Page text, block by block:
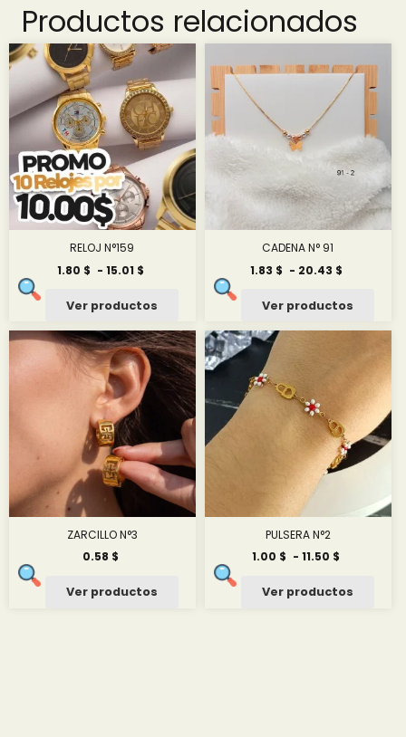
Productos relacionados
RELOJ N°159
1.80 $ - 15.01 $
desde
1.80 $
hasta
15.01 $
Ver productos
CADENA N° 91
1.83 $ - 20.43 $
desde
1.83 $
20.43 $
Ver productos
ZARCILLO N°3
0.58 $
Ver productos
PULSERA N°2
1.00 $ - 11.50 $
desde
Ver productos